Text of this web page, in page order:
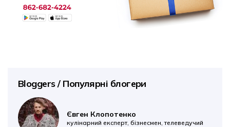
Bloggers / Популярні блогери
Євген Клопотенко
кулінарний експерт, бізнесмен, телеведучий